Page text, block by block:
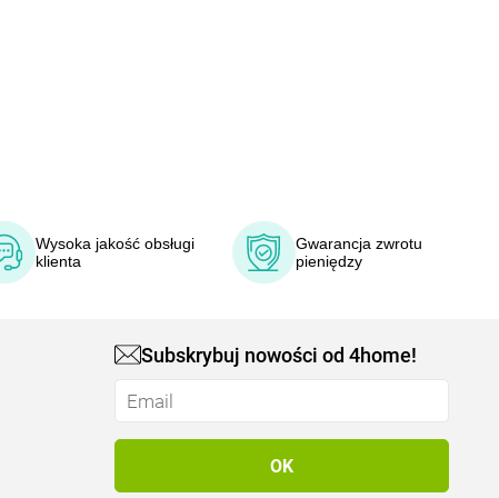
Wysoka jakość obsługi
klienta
Gwarancja zwrotu
pieniędzy
Subskrybuj nowości od 4home!